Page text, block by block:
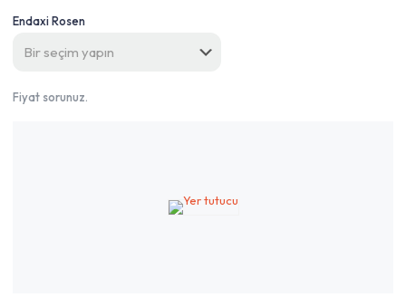
Endaxi Rosen
Fiyat sorunuz.